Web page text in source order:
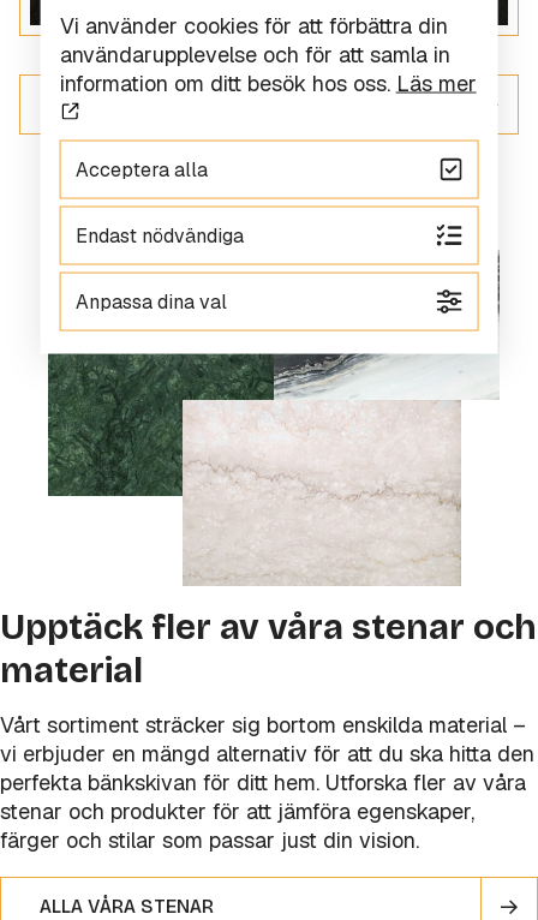
ALLT INOM GRANIT
Upptäck fler av våra stenar och
material
Vårt sortiment sträcker sig bortom enskilda material –
vi erbjuder en mängd alternativ för att du ska hitta den
perfekta bänkskivan för ditt hem. Utforska fler av våra
stenar och produkter för att jämföra egenskaper,
färger och stilar som passar just din vision.
ALLA VÅRA STENAR
Vi använder cookies för att förbättra din
användarupplevelse och för att samla in
information om ditt besök hos oss. Läs mer
Acceptera alla
Endast nödvändiga
Anpassa dina val